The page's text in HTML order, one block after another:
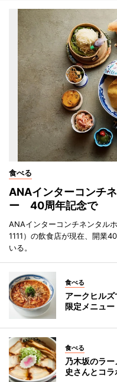
食べる
ANAインターコンチ
ー 40周年記念で
ANAインターコンチネンタル
1111）の飲食店が現在、開業
いる。
食べる
アークヒル
限定メニュー
食べる
乃木坂のラ
史さんとコラ